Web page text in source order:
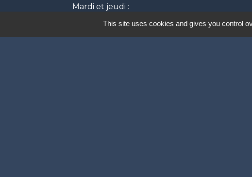
Mardi et jeudi :
This site uses cookies and gives you control